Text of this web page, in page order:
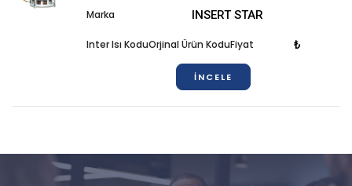
INSERT STAR
₺
İNCELE